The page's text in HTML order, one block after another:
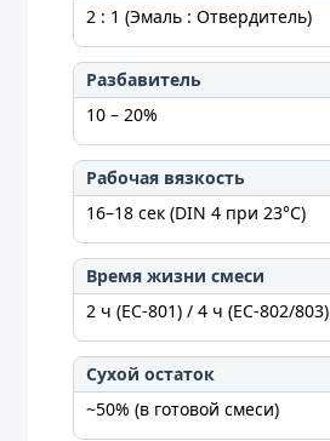
2 : 1 (Эмаль : Отвердитель)
Разбавитель
10 – 20%
Рабочая вязкость
16–18 сек (DIN 4 при 23°C)
Время жизни смеси
2 ч (EC-801) / 4 ч (EC-802/803)
Сухой остаток
~50% (в готовой смеси)